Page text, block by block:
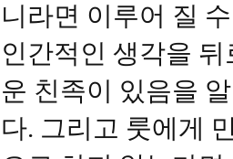
니라면 이루어 질
인간적인 생각을
운 친족이 있음을
다. 그리고 룻에게